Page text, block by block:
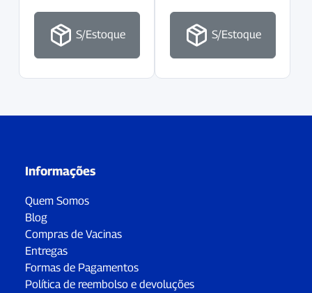
S/Estoque S/Estoque
Informações
Quem Somos
Blog
Compras de Vacinas
Entregas
Formas de Pagamentos
Política de reembolso e devoluções